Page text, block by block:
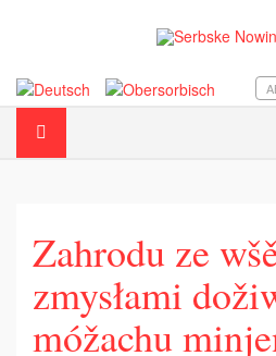
Zahrodu ze
zmysłami
móžachu